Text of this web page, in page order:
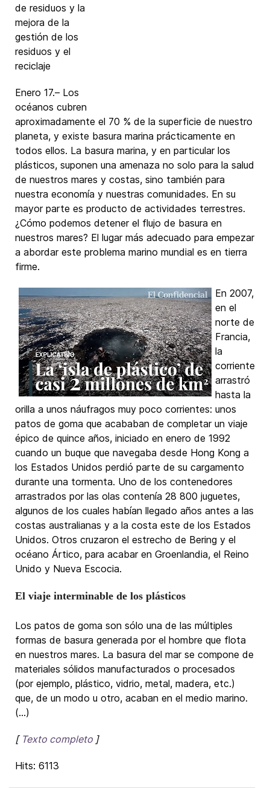
de residuos y la
mejora de la
gestión de los
residuos y el
reciclaje
Enero 17.– Los
océanos cubren
aproximadamente el 70 % de la superficie de nuestro
planeta, y existe basura marina prácticamente en
todos ellos. La basura marina, y en particular los
plásticos, suponen una amenaza no solo para la salud
de nuestros mares y costas, sino también para
nuestra economía y nuestras comunidades. En su
mayor parte es producto de actividades terrestres.
¿Cómo podemos detener el flujo de basura en
nuestros mares? El lugar más adecuado para empezar
a abordar este problema marino mundial es en tierra
firme.
En 2007,
en el
norte de
Francia,
la
corriente
arrastró
hasta la
orilla a unos náufragos muy poco corrientes: unos
patos de goma que acababan de completar un viaje
épico de quince años, iniciado en enero de 1992
cuando un buque que navegaba desde Hong Kong a
los Estados Unidos perdió parte de su cargamento
durante una tormenta. Uno de los contenedores
arrastrados por las olas contenía 28 800 juguetes,
algunos de los cuales habían llegado años antes a las
costas australianas y a la costa este de los Estados
Unidos. Otros cruzaron el estrecho de Bering y el
océano Ártico, para acabar en Groenlandia, el Reino
Unido y Nueva Escocia.
El viaje interminable de los plásticos
Los patos de goma son sólo una de las múltiples
formas de basura generada por el hombre que flota
en nuestros mares. La basura del mar se compone de
materiales sólidos manufacturados o procesados
(por ejemplo, plástico, vidrio, metal, madera, etc.)
que, de un modo u otro, acaban en el medio marino.
(...)
[ Texto completo ]
Hits: 6113